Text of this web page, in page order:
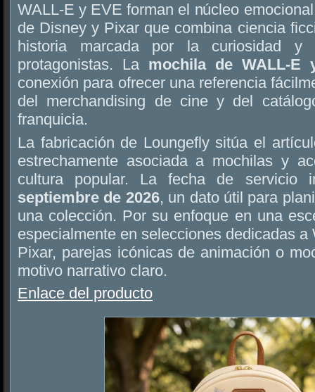
WALL-E y EVE forman el núcleo
de Disney y Pixar que combina ciencia
historia marcada por la curiosidad
protagonistas. La mochila de WALL-E
conexión para ofrecer una referencia
del merchandising de cine y del
franquicia.
La fabricación de Loungefly sitúa el
estrechamente asociada a mochilas y
cultura popular. La fecha de
septiembre de 2026, un dato útil para
una colección. Por su enfoque en una
especialmente en selecciones dedicadas a
Pixar, parejas icónicas de animación o
motivo narrativo claro.
Enlace del producto